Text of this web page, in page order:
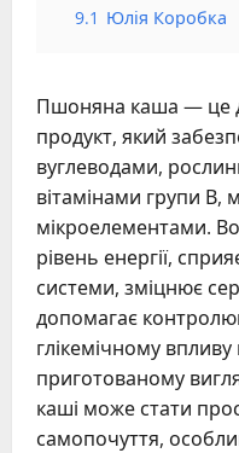
9.1 Юлія Коробка
Пшоняна каша — це
продукт, який
вуглеводами,
вітамінами групи В,
мікроелементами.
рівень енергії,
системи, зміцнює
допомагає
глікемічному
приготованому
каші може стати
самопочуття,